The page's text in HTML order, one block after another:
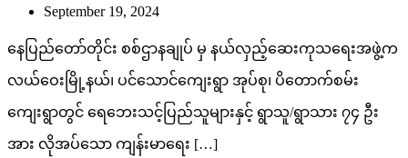
September 19, 2024
နေပြည်တော်တိုင်း စစ်ဌာနချုပ် မှ နယ်လှည့်ဆေးကုသရေးအဖွဲ့က
လယ်ဝေးမြို့နယ်၊ ပင်သောင်ကျေးရွာ အုပ်စု၊ ပိတောက်စမ်း
ကျေးရွာတွင် ရေဘေးသင့်ပြည်သူများနှင့် ရွာသူ/ရွာသား ၇၄ ဦး
အား လိုအပ်သော ကျန်းမာရေး […]